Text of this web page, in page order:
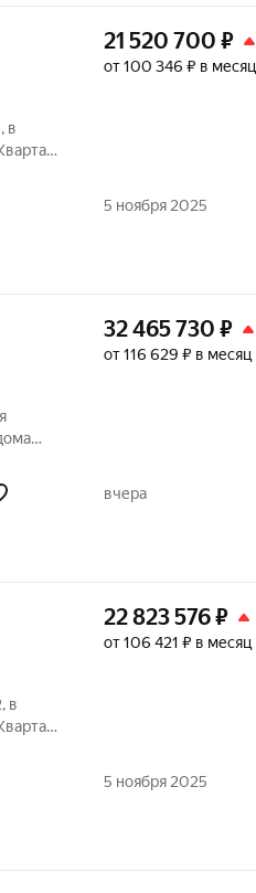
в
21 520 700 ₽
от 100 346 ₽ в месяц
5 ноября 2025
и
32 465 730 ₽
от 116 629 ₽ в месяц
вчера
в
22 823 576₽
от 106 421 ₽ в месяц
5 ноября 2025